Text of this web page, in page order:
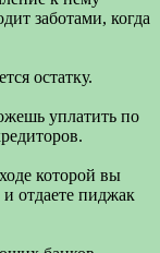
заботами, когда
остатку.
уплатить по
которой вы
отдаете пиджак